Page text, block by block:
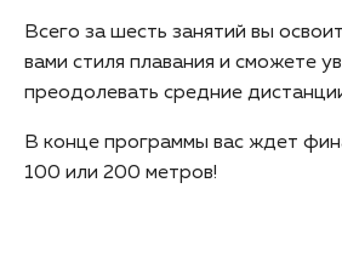
Всего за шесть занятий вы
вами стиля плавания и сможете
преодолевать средние
В конце программы вас ждет
100 или 200 метров!